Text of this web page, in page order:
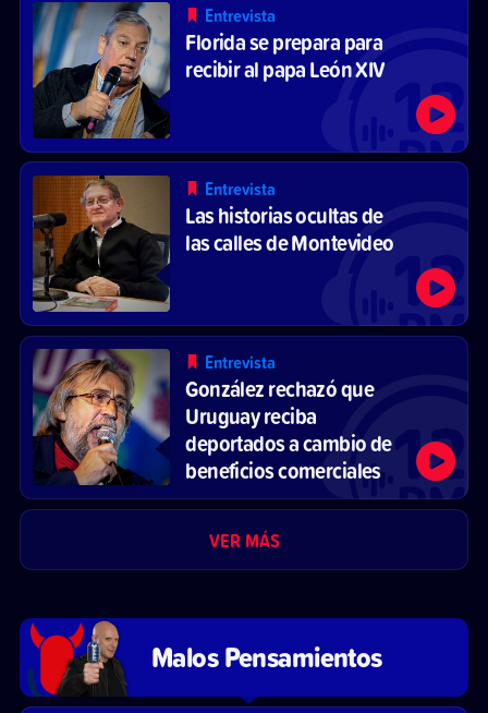
Entrevista
Florida se prepara para
recibir al papa León XIV
Entrevista
Las historias ocultas de
las calles de Montevideo
Entrevista
González rechazó que
Uruguay reciba
deportados a cambio de
beneficios comerciales
VER MÁS
Malos Pensamientos